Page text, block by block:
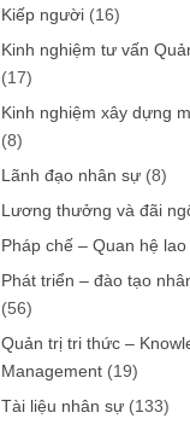
Kiếp người (16)
Kinh nghiệm tư vấn
(17)
Kinh nghiệm xây dựng
(8)
Lãnh đạo nhân sự (8)
Lương thưởng và đãi
Pháp chế – Quan hệ lao
Phát triển – đào tạo
(56)
Quản trị tri thức –
Management (19)
Tài liệu nhân sự (133)